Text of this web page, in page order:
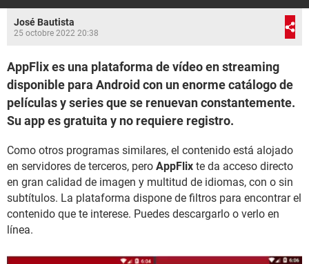
José Bautista
25 octobre 2022 20:38
AppFlix es una plataforma de vídeo en streaming
disponible para Android con un enorme catálogo de
películas y series que se renuevan constantemente.
Su app es gratuita y no requiere registro.
Como otros programas similares, el contenido está alojado
en servidores de terceros, pero AppFlix te da acceso directo
en gran calidad de imagen y multitud de idiomas, con o sin
subtítulos. La plataforma dispone de filtros para encontrar el
contenido que te interese. Puedes descargarlo o verlo en
línea.